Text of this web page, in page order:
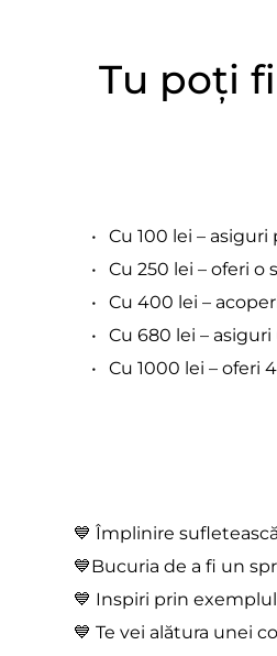
Tu poți
Cu 100 lei –
Cu 250 lei – oferi
Cu 400 lei –
Cu 680 lei –
Cu 1000 lei – oferi
💙 Împlinire
💙Bucuria de a fi un
💙 Inspiri prin
💙 Te vei alătura unei